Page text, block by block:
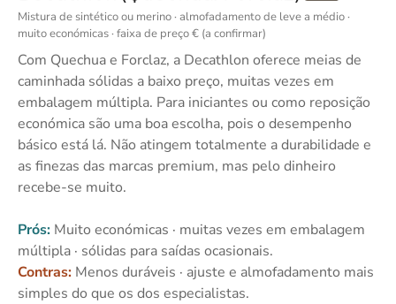
Mistura de sintético ou merino · almofadamento de leve a médio ·
muito económicas · faixa de preço € (a confirmar)
Com Quechua e Forclaz, a Decathlon oferece meias de
caminhada sólidas a baixo preço, muitas vezes em
embalagem múltipla. Para iniciantes ou como reposição
económica são uma boa escolha, pois o desempenho
básico está lá. Não atingem totalmente a durabilidade e
as finezas das marcas premium, mas pelo dinheiro
recebe-se muito.
Prós: Muito económicas · muitas vezes em embalagem
múltipla · sólidas para saídas ocasionais.
Contras: Menos duráveis · ajuste e almofadamento mais
simples do que os dos especialistas.